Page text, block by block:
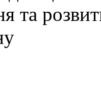
та